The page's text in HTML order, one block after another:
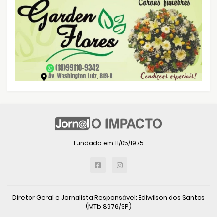
Fundado em 11/05/1975
Diretor Geral e Jornalista Responsável: Ediwilson dos Santos
(MTb 8976/SP)